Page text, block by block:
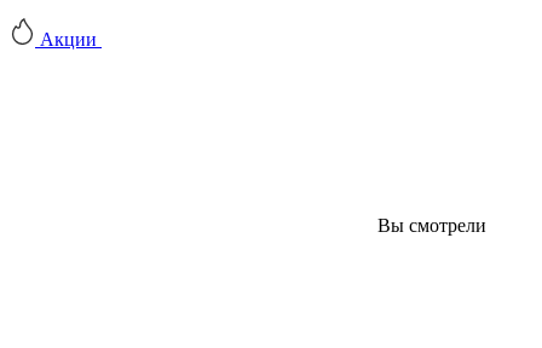
Акции
Вы смотрели